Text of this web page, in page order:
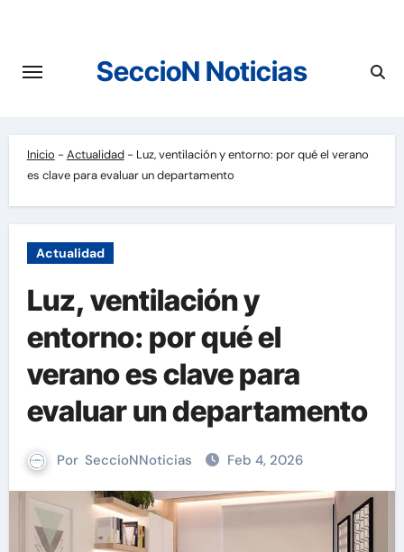
contenido
SeccioN Noticias
Inicio - Actualidad- Luz, ventilación y entorno: por qué el verano
es clave para evaluar un departamento
Actualidad
Luz, ventilación y
entorno: por qué el
verano es clave para
evaluar un departamento
Por SeccioNNoticias Feb 4, 2026